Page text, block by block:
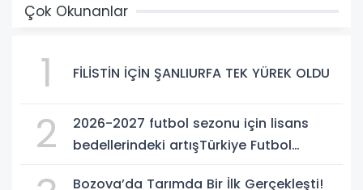
Çok Okunanlar
1 FİLİSTİN İÇİN ŞANLIURFA TEK YÜREK OLDU
2
2026-2027 futbol sezonu için lisans
bedellerindeki artışTürkiye Futbol
Bozova’da Tarımda Bir İlk Gerçekleşti!